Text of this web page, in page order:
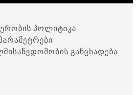
პოლიტიკა
განცხადება